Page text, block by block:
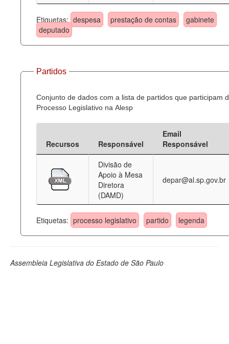
Etiquetas: despesa prestação de contas
gabinete
deputado
Partidos
Conjunto de dados com a lista de partidos que participam
Processo Legislativo na Alesp
Recursos Responsável
Email
Responsável
Divisão de
Apoio à Mesa
Diretora
(DAMD)
depar@al.sp.gov.br
Etiquetas: processo legislativo partido legenda
Assembleia Legislativa do Estado de São Paulo